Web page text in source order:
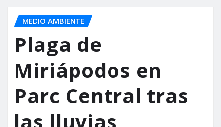
MEDIO AMBIENTE
Plaga de
Miriápodos en
Parc Central tras
las lluvias